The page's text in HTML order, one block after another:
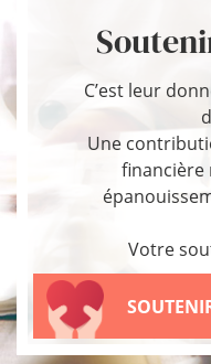
C’est leur
Une
financière
Votre